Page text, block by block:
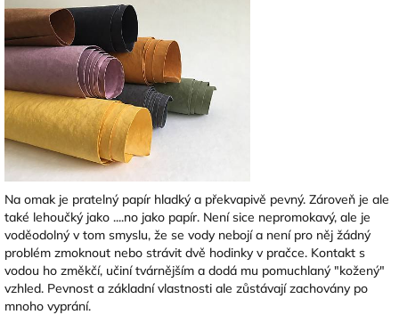
Na omak je pratelný papír hladký a překvapivě pevný. Zároveň je ale
také lehoučký jako ....no jako papír. Není sice nepromokavý, ale je
voděodolný v tom smyslu, že se vody nebojí a není pro něj žádný
problém zmoknout nebo strávit dvě hodinky v pračce. Kontakt s
vodou ho změkčí, učiní tvárnějším a dodá mu pomuchlaný "kožený"
vzhled. Pevnost a základní vlastnosti ale zůstávají zachovány po
mnoho vyprání.